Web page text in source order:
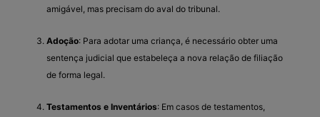
amigável, mas precisam do aval do tribunal.
Adoção: Para adotar uma criança, é necessário obter uma
sentença judicial que estabeleça a nova relação de filiação
de forma legal.
Testamentos e Inventários: Em casos de testamentos,